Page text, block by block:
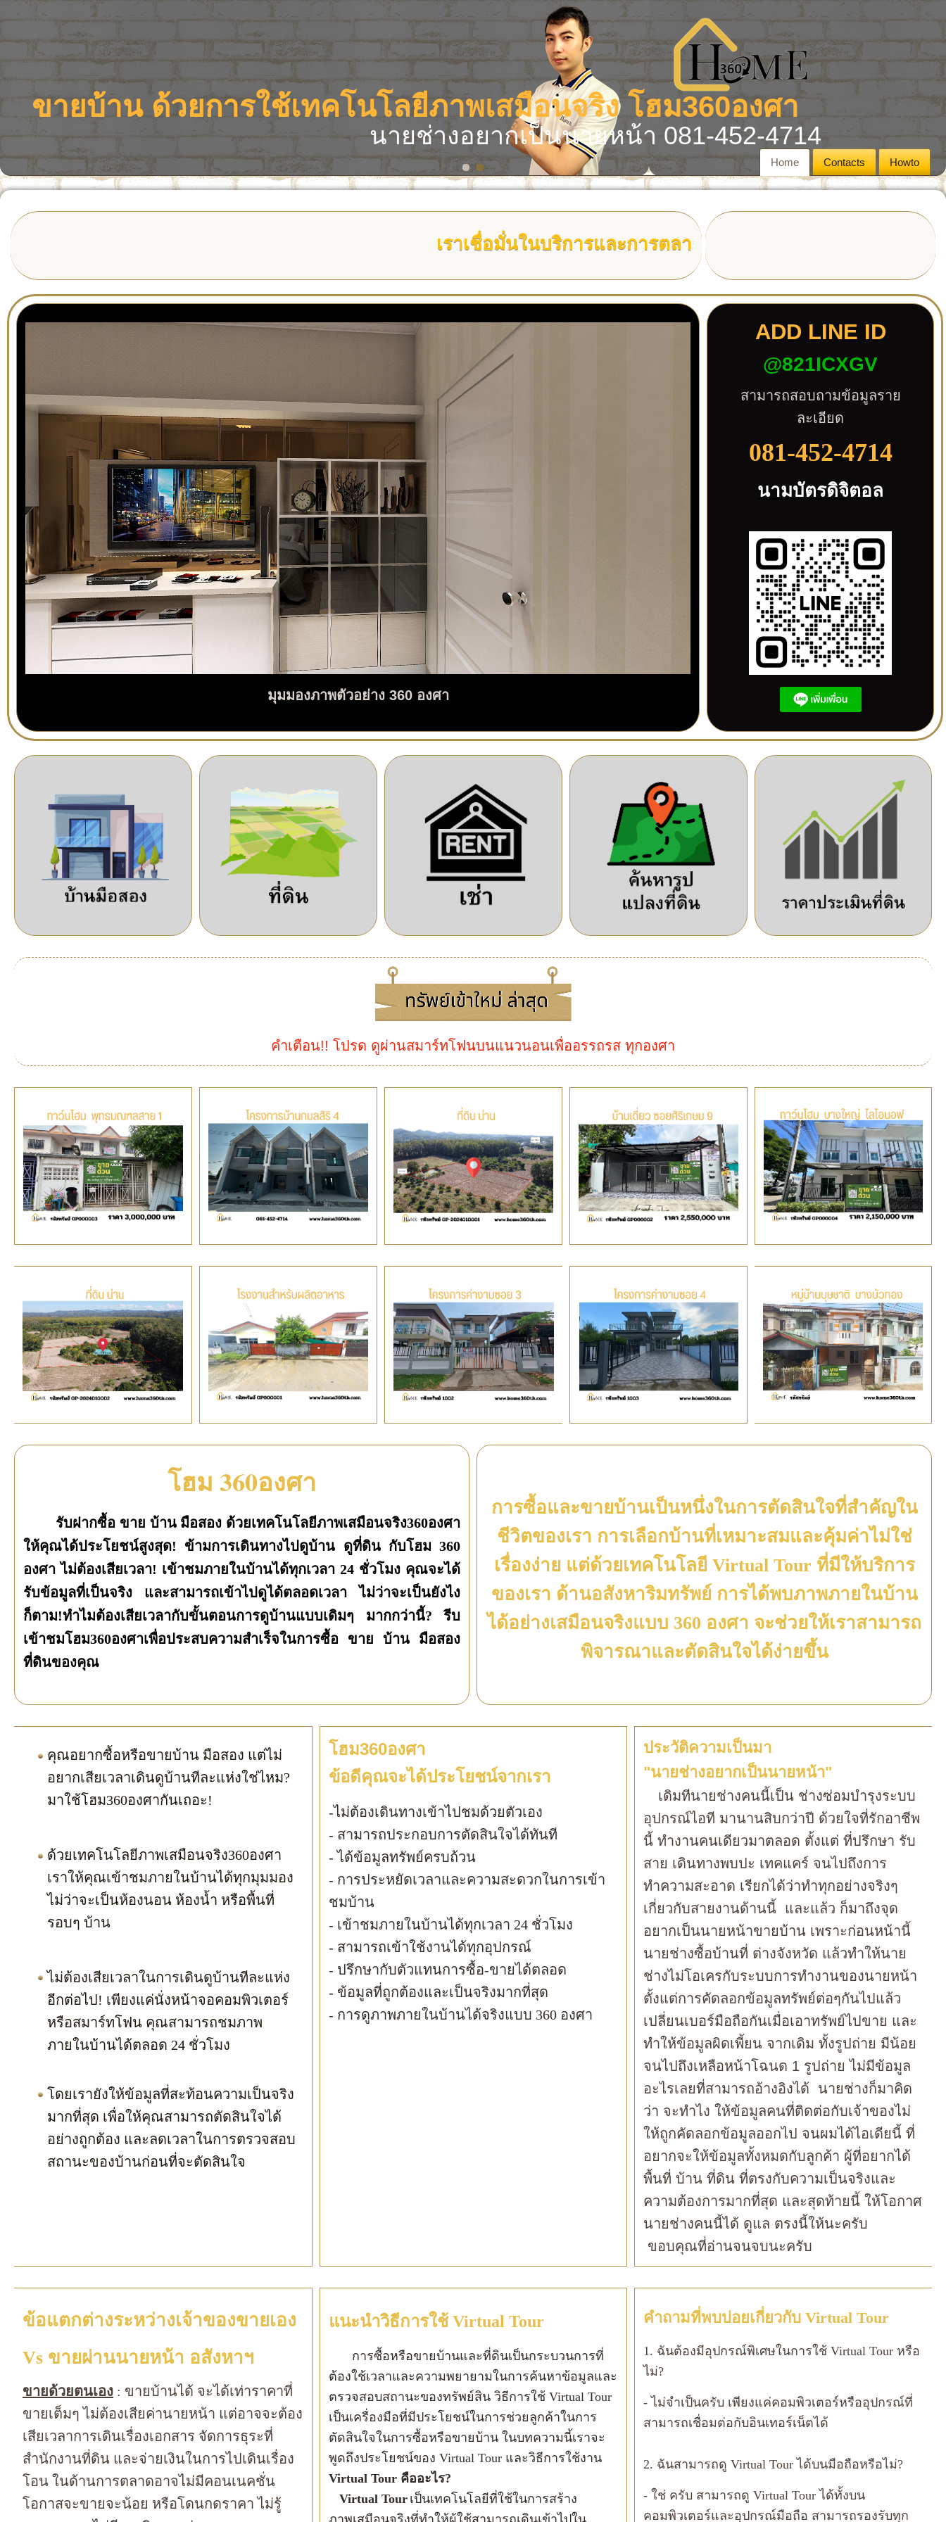
ขายบ้าน ด้วยการใช้เทคโนโลยีภาพเสมือนจริง โฮม360องศา
นายช่างอยากเป็นนายหน้า 081-452-4714
Home Contacts Howto
เราเชื่อมั่นในบริการและการตลาดที่แตกต่างของเรา ตอบโจทย์การ
มุมมองภาพตัวอย่าง 360 องศา
ADD LINE ID
@821ICXGV
สามารถสอบถามข้อมูลราย
ละเอียด
081-452-4714
นามบัตรดิจิตอล
คำเตือน!! โปรด ดูผ่านสมาร์ทโฟนบนแนวนอนเพื่ออรรถรส ทุกองศา
โฮม 360องศา
รับฝากซื้อ ขาย บ้าน มือสอง ด้วยเทคโนโลยีภาพเสมือนจริง360องศา
ให้คุณได้ประโยชน์สูงสุด! ข้ามการเดินทางไปดูบ้าน ดูที่ดิน กับโฮม 360
องศา ไม่ต้องเสียเวลา! เข้าชมภายในบ้านได้ทุกเวลา 24 ชั่วโมง คุณจะได้
รับข้อมูลที่เป็นจริง และสามารถเข้าไปดูได้ตลอดเวลา ไม่ว่าจะเป็นยังไง
ก็ตาม!ทำไมต้องเสียเวลากับขั้นตอนการดูบ้านแบบเดิมๆ มากกว่านี้? รีบ
เข้าชมโฮม360องศาเพื่อประสบความสำเร็จในการซื้อ ขาย บ้าน มือสอง
ที่ดินของคุณ
การซื้อและขายบ้านเป็นหนึ่งในการตัดสินใจที่สำคัญใน
ชีวิตของเรา การเลือกบ้านที่เหมาะสมและคุ้มค่าไม่ใช่
เรื่องง่าย แต่ด้วยเทคโนโลยี Virtual Tour ที่มีให้บริการ
ของเรา ด้านอสังหาริมทรัพย์ การได้พบภาพภายในบ้าน
ได้อย่างเสมือนจริงแบบ 360 องศา จะช่วยให้เราสามารถ
พิจารณาและตัดสินใจได้ง่ายขึ้น
คุณอยากซื้อหรือขายบ้าน มือสอง แต่ไม่
อยากเสียเวลาเดินดูบ้านทีละแห่งใช่ไหม?
มาใช้โฮม360องศากันเถอะ!
ด้วยเทคโนโลยีภาพเสมือนจริง360องศา
เราให้คุณเข้าชมภายในบ้านได้ทุกมุมมอง
ไม่ว่าจะเป็นห้องนอน ห้องน้ำ หรือพื้นที่
รอบๆ บ้าน
ไม่ต้องเสียเวลาในการเดินดูบ้านทีละแห่ง
อีกต่อไป! เพียงแค่นั่งหน้าจอคอมพิวเตอร์
หรือสมาร์ทโฟน คุณสามารถชมภาพ
ภายในบ้านได้ตลอด 24 ชั่วโมง
โดยเรายังให้ข้อมูลที่สะท้อนความเป็นจริง
มากที่สุด เพื่อให้คุณสามารถตัดสินใจได้
อย่างถูกต้อง และลดเวลาในการตรวจสอบ
สถานะของบ้านก่อนที่จะตัดสินใจ
โฮม360องศา
ข้อดีคุณจะได้ประโยชน์จากเรา
-ไม่ต้องเดินทางเข้าไปชมด้วยตัวเอง
- สามารถประกอบการตัดสินใจได้ทันที
- ได้ข้อมูลทรัพย์ครบถ้วน
- การประหยัดเวลาและความสะดวกในการเข้า
ชมบ้าน
- เข้าชมภายในบ้านได้ทุกเวลา 24 ชั่วโมง
- สามารถเข้าใช้งานได้ทุกอุปกรณ์
- ปรึกษากับตัวแทนการซื้อ-ขายได้ตลอด
- ข้อมูลที่ถูกต้องและเป็นจริงมากที่สุด
- การดูภาพภายในบ้านได้จริงแบบ 360 องศา
ประวัติความเป็นมา
"นายช่างอยากเป็นนายหน้า"
เดิมทีนายช่างคนนี้เป็น ช่างซ่อมบำรุงระบบ
อุปกรณ์ไอที มานานสิบกว่าปี ด้วยใจที่รักอาชีพ
นี้ ทำงานคนเดียวมาตลอด ตั้งแต่ ที่ปรึกษา รับ
สาย เดินทางพบปะ เทคแคร์ จนไปถึงการ
ทำความสะอาด เรียกได้ว่าทำทุกอย่างจริงๆ
เกี่ยวกับสายงานด้านนี้ และแล้ว ก็มาถึงจุด
อยากเป็นนายหน้าขายบ้าน เพราะก่อนหน้านี้
นายช่างซื้อบ้านที่ ต่างจังหวัด แล้วทำให้นาย
ช่างไม่โอเครกับระบบการทำงานของนายหน้า
ตั้งแต่การคัดลอกข้อมูลทรัพย์ต่อๆกันไปแล้ว
เปลี่ยนเบอร์มือถือกันเมื่อเอาทรัพย์ไปขาย และ
ทำให้ข้อมูลผิดเพี้ยน จากเดิม ทั้งรูปถ่าย มีน้อย
จนไปถึงเหลือหน้าโฉนด 1 รูปถ่าย ไม่มีข้อมูล
อะไรเลยที่สามารถอ้างอิงได้ นายช่างก็มาคิด
ว่า จะทำไง ให้ข้อมูลคนที่ติดต่อกับเจ้าของไม่
ให้ถูกคัดลอกข้อมูลออกไป จนผมได้ไอเดียนี้ ที่
อยากจะให้ข้อมูลทั้งหมดกับลูกค้า ผู้ที่อยากได้
พื้นที่ บ้าน ที่ดิน ที่ตรงกับความเป็นจริงและ
ความต้องการมากที่สุด และสุดท้ายนี้ ให้โอกาศ
นายช่างคนนี้ได้ ดูแล ตรงนี้ให้นะครับ
ขอบคุณที่อ่านจนจบนะครับ
ข้อแตกต่างระหว่างเจ้าของขายเอง
Vs ขายผ่านนายหน้า อสังหาฯ
ขายด้วยตนเอง : ขายบ้านได้ จะได้เท่าราคาที่
ขายเต็มๆ ไม่ต้องเสียค่านายหน้า แต่อาจจะต้อง
เสียเวลาการเดินเรื่องเอกสาร จัดการธุระที่
สำนักงานที่ดิน และจ่ายเงินในการไปเดินเรื่อง
โอน ในด้านการตลาดอาจไม่มีคอนเนคชั่น
โอกาสจะขายจะน้อย หรือโดนกดราคา ไม่รู้
แนะนำวิธีการใช้ Virtual Tour
การซื้อหรือขายบ้านและที่ดินเป็นกระบวนการที่
ต้องใช้เวลาและความพยายามในการค้นหาข้อมูลและ
ตรวจสอบสถานะของทรัพย์สิน วิธีการใช้ Virtual Tour
เป็นเครื่องมือที่มีประโยชน์ในการช่วยลูกค้าในการ
ตัดสินใจในการซื้อหรือขายบ้าน ในบทความนี้เราจะ
พูดถึงประโยชน์ของ Virtual Tour และวิธีการใช้งาน
Virtual Tour คืออะไร?
Virtual Tour เป็นเทคโนโลยีที่ใช้ในการสร้าง
ภาพเสมือนจริงที่ทำให้ผู้ใช้สามารถเดินเข้าไปใน
คำถามที่พบบ่อยเกี่ยวกับ Virtual Tour
1. ฉันต้องมีอุปกรณ์พิเศษในการใช้ Virtual Tour หรือ
ไม่?
- ไม่จำเป็นครับ เพียงแค่คอมพิวเตอร์หรืออุปกรณ์ที่
สามารถเชื่อมต่อกับอินเทอร์เน็ตได้
2. ฉันสามารถดู Virtual Tour ได้บนมือถือหรือไม่?
- ใช่ ครับ สามารถดู Virtual Tour ได้ทั้งบน
คอมพิวเตอร์และอุปกรณ์มือถือ สามารถรองรับทุก